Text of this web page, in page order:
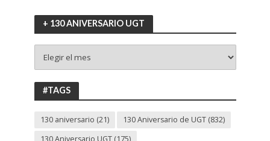
+ 130 ANIVERSARIO UGT
130
ANIVERSARIO
UGT
#TAGS
130 aniversario (21) 130 Aniversario de UGT(832)